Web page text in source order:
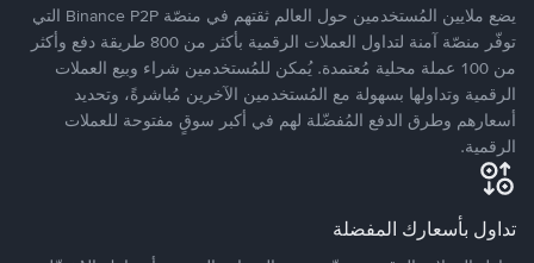
يضع ملايين المُستخدمين حول العالم ثقتهم في منصّة Binance P2P التي
توفّر منصّة آمنة لتداول العملات الرقمية بأكثر من 800 طريقة دفع وأكثر
من 100 عملة محلية مُعتمدة. يُمكن للمُستخدمين شراء وبيع العملات
الرقمية وتداولها بسهولة مع المُستخدمين الآخرين مُباشرةً، وتحديد
أسعارهم وطرق الدفع المُفضّلة لهم في أكبر سوقٍ مفتوحة للعملات
الرقمية.
تداول بأسعارك المفضلة